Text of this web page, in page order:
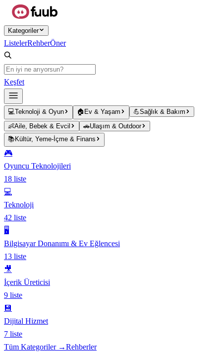
Ana içeriğe atla
Kategoriler
ListelerRehberÖner
Keşfet
💻Teknoloji & Oyun 🏠 Ev & Yaşam 💪Sağlık & Bakım
👶Aile, Bebek & Evcil 🚗Ulaşım & Outdoor
📚 Kültür, Yeme-İçme & Finans
🎮
Oyuncu Teknolojileri
18 liste
💻
Teknoloji
42 liste
🖥️
Bilgisayar Donanımı & Ev Eğlencesi
13 liste
🎥
İçerik Üreticisi
9 liste
💾
Dijital Hizmet
7 liste
Tüm Kategoriler →Rehberler